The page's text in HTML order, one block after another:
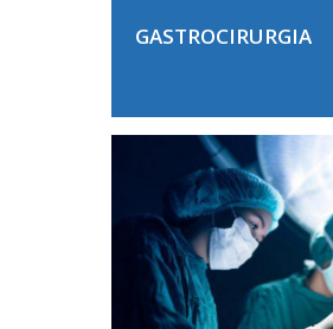
GASTROCIRURGIA